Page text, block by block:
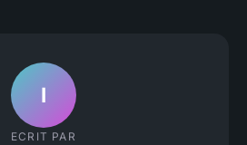
I
ECRIT PAR